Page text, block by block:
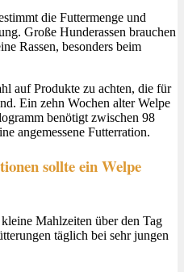
die Futtermenge und
Große Hunderassen brauchen
Rassen, besonders beim
auf Produkte zu achten, die für
Ein zehn Wochen alter Welpe
benötigt zwischen 98
angemessene Futterration.
sollte ein Welpe
Mahlzeiten über den Tag
täglich bei sehr jungen